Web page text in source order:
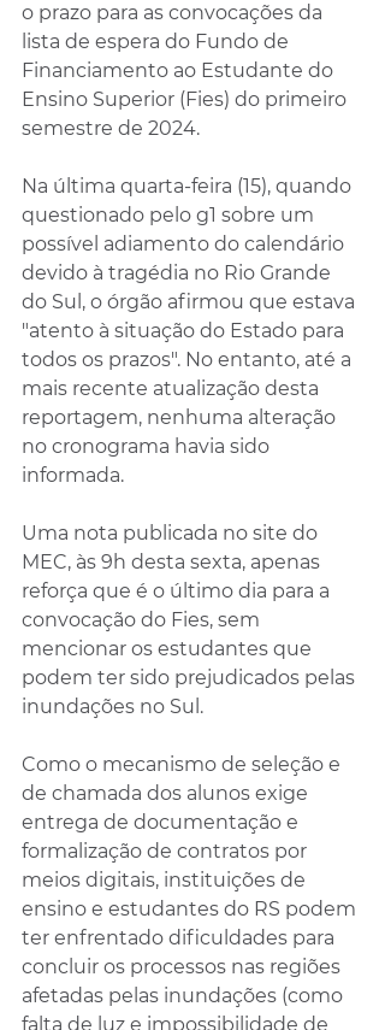
o prazo para as convocações da
lista de espera do Fundo de
Financiamento ao Estudante do
Ensino Superior (Fies) do primeiro
semestre de 2024.
Na última quarta-feira (15), quando
questionado pelo g1 sobre um
possível adiamento do calendário
devido à tragédia no Rio Grande
do Sul, o órgão afirmou que estava
"atento à situação do Estado para
todos os prazos". No entanto, até a
mais recente atualização desta
reportagem, nenhuma alteração
no cronograma havia sido
informada.
Uma nota publicada no site do
MEC, às 9h desta sexta, apenas
reforça que é o último dia para a
convocação do Fies, sem
mencionar os estudantes que
podem ter sido prejudicados pelas
inundações no Sul.
Como o mecanismo de seleção e
de chamada dos alunos exige
entrega de documentação e
formalização de contratos por
meios digitais, instituições de
ensino e estudantes do RS podem
ter enfrentado dificuldades para
concluir os processos nas regiões
afetadas pelas inundações (como
falta de luz e impossibilidade de